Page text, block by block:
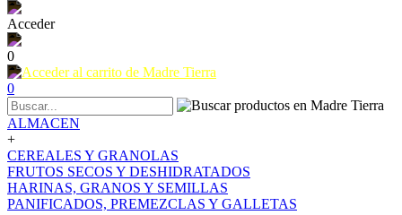
Acceder
0
0
ALMACEN
+
CEREALES Y GRANOLAS
FRUTOS SECOS Y DESHIDRATADOS
HARINAS, GRANOS Y SEMILLAS
PANIFICADOS, PREMEZCLAS Y GALLETAS